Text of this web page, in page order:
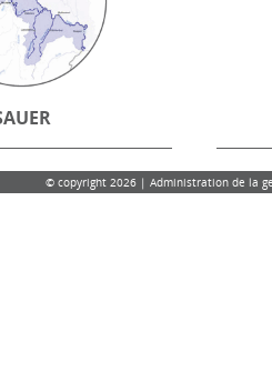
© copyright 2026 | Administration de la